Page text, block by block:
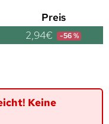
Preis
2,94€ -56 %
Keine